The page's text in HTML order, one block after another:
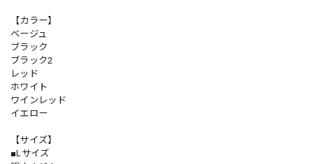
【カラー】
ベージュ
ブラック
ブラック2
レッド
ホワイト
ワインレッド
イエロー
【サイズ】
■Lサイズ